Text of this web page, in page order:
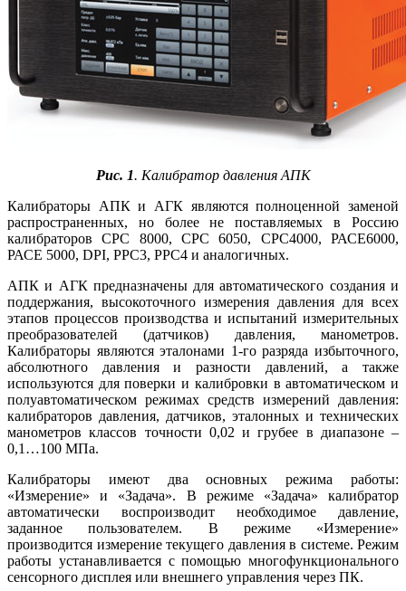
Рис. 1. Калибратор давления АПК
Калибраторы АПК и АГК являются полноценной заменой
распространенных, но более не поставляемых в Россию
калибраторов СРС 8000, СРС 6050, СРС4000, РАСЕ6000,
РАСЕ 5000, DPI, РРС3, РРС4 и аналогичных.
АПК и АГК предназначены для автоматического создания и
поддержания, высокоточного измерения давления для всех
этапов процессов производства и испытаний измерительных
преобразователей (датчиков) давления, манометров.
Калибраторы являются эталонами 1‑го разряда избыточного,
абсолютного давления и разности давлений, а также
используются для поверки и калибровки в автоматическом и
полуавтоматическом режимах средств измерений давления:
калибраторов давления, датчиков, эталонных и технических
манометров классов точности 0,02 и грубее в диапазоне –
0,1…100 МПа.
Калибраторы имеют два основных режима работы:
«Измерение» и «Задача». В режиме «Задача» калибратор
автоматически воспроизводит необходимое давление,
заданное пользователем. В режиме «Измерение»
производится измерение текущего давления в системе. Режим
работы устанавливается с помощью многофункционального
сенсорного дисплея или внешнего управления через ПК.